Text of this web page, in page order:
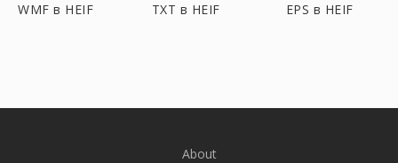
WMF в HEIF TXT в HEIF EPS в HEIF
About